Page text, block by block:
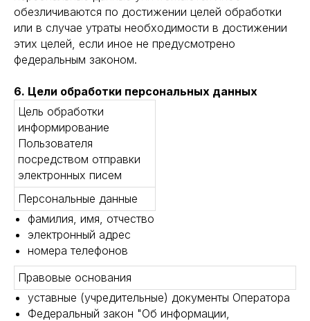
обезличиваются по достижении целей обработки
или в случае утраты необходимости в достижении
этих целей, если иное не предусмотрено
федеральным законом.
6. Цели обработки персональных данных
Цель обработки
информирование
Пользователя
посредством отправки
электронных писем
Персональные данные
фамилия, имя, отчество
электронный адрес
номера телефонов
Правовые основания
уставные (учредительные) документы Оператора
Федеральный закон "Об информации,